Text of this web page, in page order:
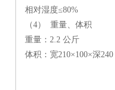
相对湿度≤80%
（4） 重量、体积
重量：2.2 公斤
体积：宽210×100×深